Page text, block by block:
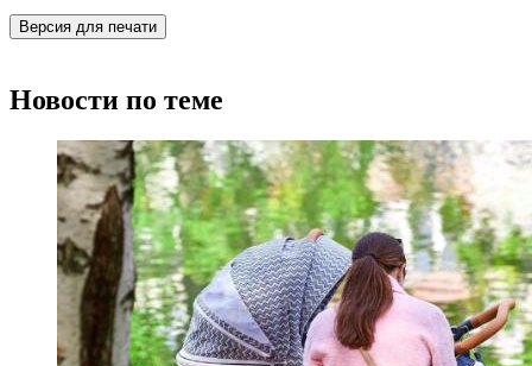
Версия для печати
Новости по теме